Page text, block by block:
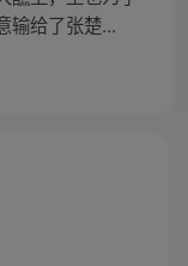
输给了张楚...